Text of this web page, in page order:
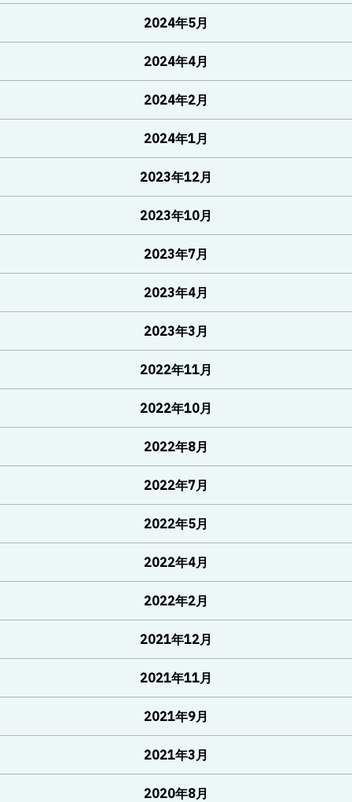
2024年5月
2024年4月
2024年2月
2024年1月
2023年12月
2023年10月
2023年7月
2023年4月
2023年3月
2022年11月
2022年10月
2022年8月
2022年7月
2022年5月
2022年4月
2022年2月
2021年12月
2021年11月
2021年9月
2021年3月
2020年8月